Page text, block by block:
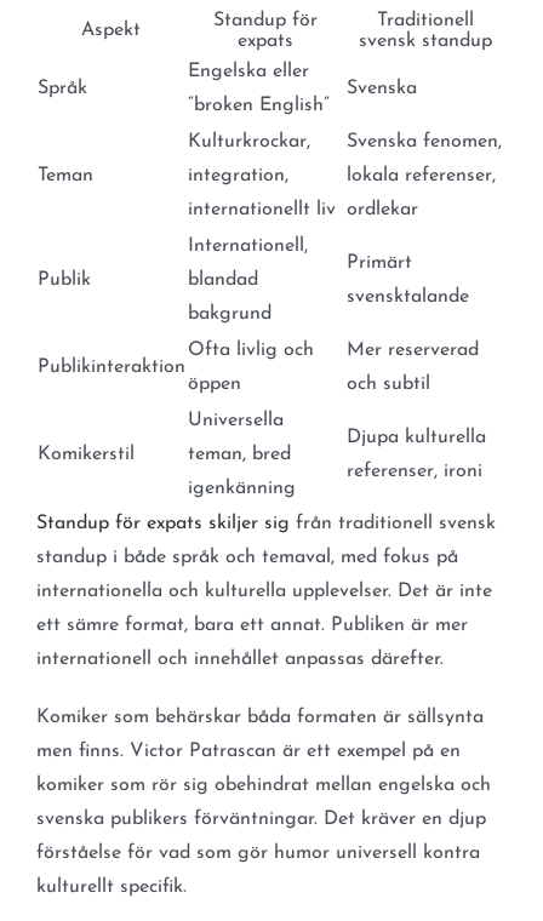
Aspekt
Standup för
expats
Traditionell
svensk standup
Språk
Engelska eller
“broken English”
Svenska
Teman
Kulturkrockar,
integration,
internationellt liv
Svenska fenomen,
lokala referenser,
ordlekar
Publik
Internationell,
blandad
bakgrund
Primärt
svensktalande
Publikinteraktion
Ofta livlig och
öppen
Mer reserverad
och subtil
Komikerstil
Universella
teman, bred
igenkänning
Djupa kulturella
referenser, ironi
Standup för expats skiljer sig från traditionell svensk
standup i både språk och temaval, med fokus på
internationella och kulturella upplevelser. Det är inte
ett sämre format, bara ett annat. Publiken är mer
internationell och innehållet anpassas därefter.
Komiker som behärskar båda formaten är sällsynta
men finns. Victor Patrascan är ett exempel på en
komiker som rör sig obehindrat mellan engelska och
svenska publikers förväntningar. Det kräver en djup
förståelse för vad som gör humor universell kontra
kulturellt specifik.